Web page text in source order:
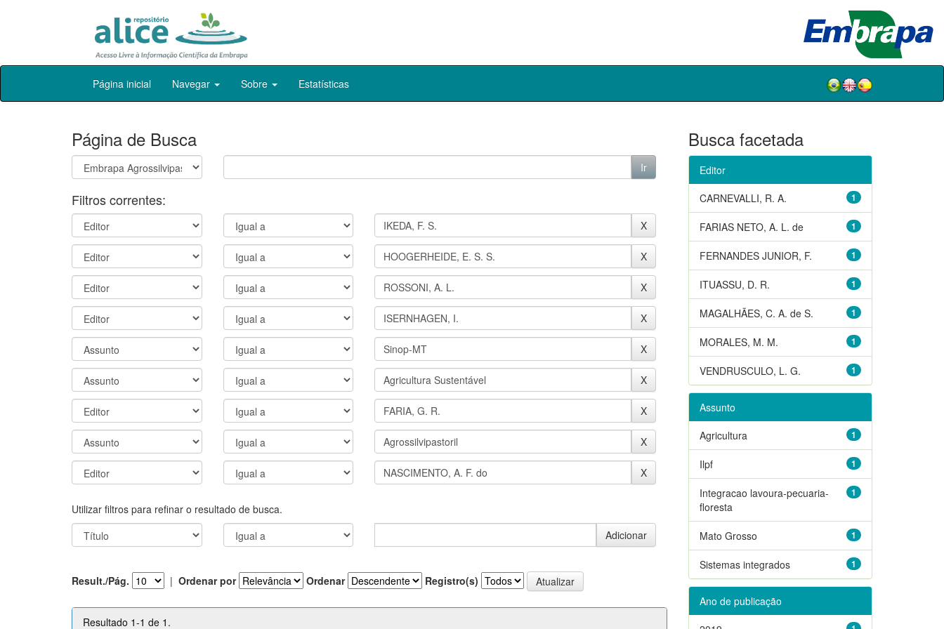
Skip
Página inicial Navegar Sobre Estatísticas
Página de Busca
Filtros correntes:
Utilizar filtros para refinar o resultado de busca.
Result./Pág. | Ordenar por Ordenar Registro(s)
Resultado 1-1 de 1.
Busca facetada
Editor
1
CARNEVALLI, R. A.
1
FARIAS NETO, A. L. de
1
FERNANDES JUNIOR, F.
1
ITUASSU, D. R.
1
MAGALHÃES, C. A. de S.
1
MORALES, M. M.
1
VENDRUSCULO, L. G.
Assunto
1
Agricultura
1
Ilpf
1
Integracao lavoura-pecuaria-
floresta
1
Mato Grosso
1
Sistemas integrados
Ano de publicação